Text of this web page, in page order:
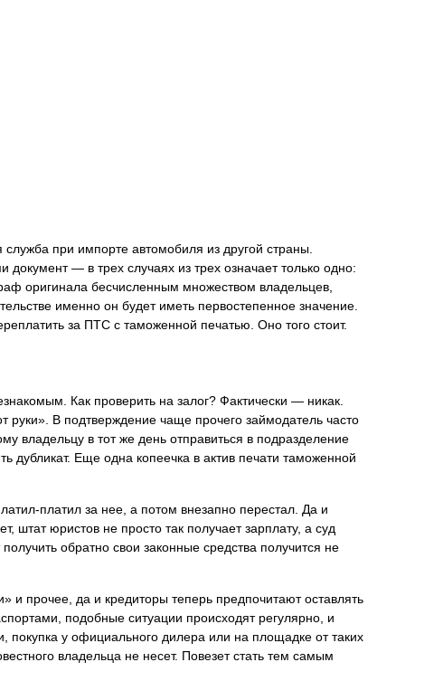
при импорте автомобиля из другой страны.
— в трех случаях из трех означает только одно:
оригинала бесчисленным множеством владельцев,
именно он будет иметь первостепенное значение.
за ПТС с таможенной печатью. Оно того стоит.
Как проверить на залог? Фактически — никак.
В подтверждение чаще прочего займодатель часто
владельцу в тот же день отправиться в подразделение
дубликат. Еще одна копеечка в актив печати таможенной
платил за нее, а потом внезапно перестал. Да и
штат юристов не просто так получает зарплату, а суд
обратно свои законные средства получится не
и прочее, да и кредиторы теперь предпочитают оставлять
подобные ситуации происходят регулярно, и
покупка у официального дилера или на площадке от таких
владельца не несет. Повезет стать тем самым